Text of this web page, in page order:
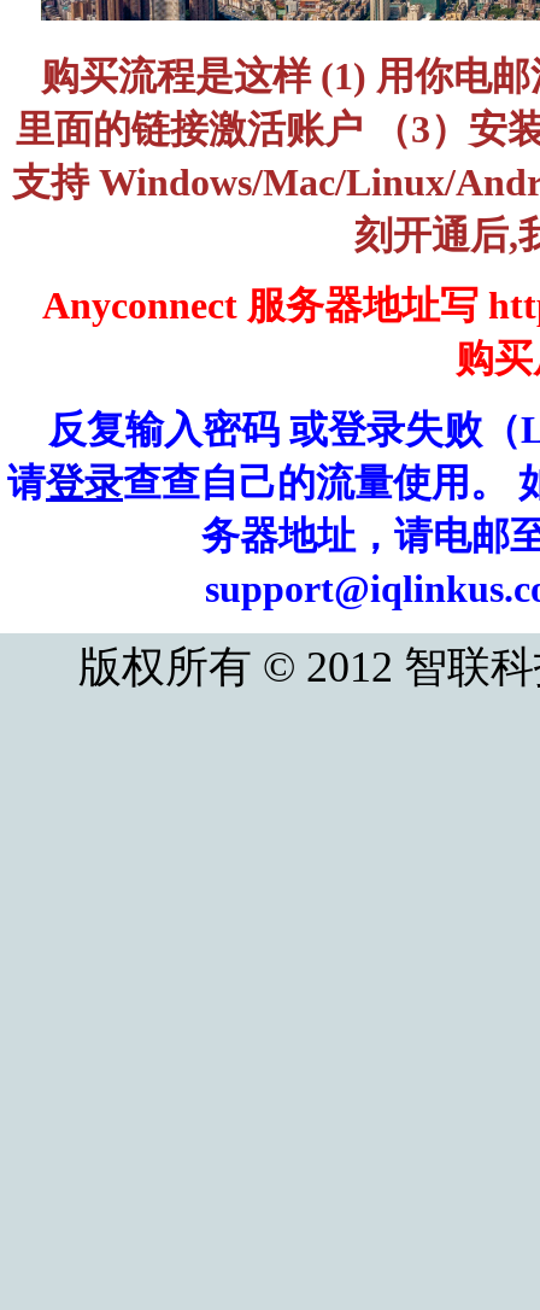
购买流程是这样 (1) 用你电
里面的链接激活账户 （3）安
支持 Windows/Mac/Linux/
刻开通后,
Anyconnect 服务器地址写
购
反复输入密码 或登录失败
请登录查查自己的流量使用。
务器地址，请电邮
版权所有 © 2012 智联